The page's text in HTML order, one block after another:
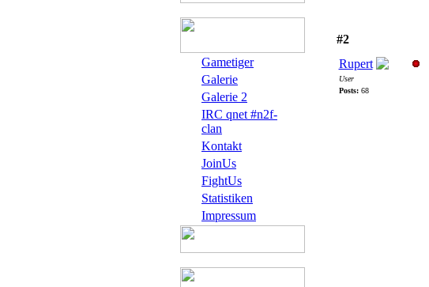
Gametiger
Galerie
Galerie 2
IRC qnet #n2f-
clan
Kontakt
JoinUs
FightUs
Statistiken
Impressum
#2
Rupert
User
Posts:68